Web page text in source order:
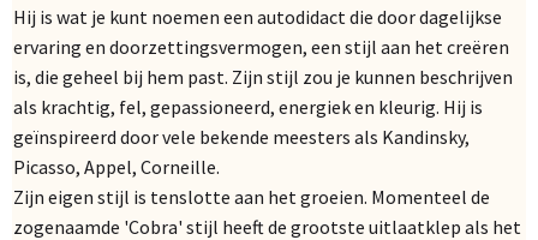
Hij is wat je kunt noemen een autodidact die door dagelijkse
ervaring en doorzettingsvermogen, een stijl aan het creëren
is, die geheel bij hem past. Zijn stijl zou je kunnen beschrijven
als krachtig, fel, gepassioneerd, energiek en kleurig. Hij is
geïnspireerd door vele bekende meesters als Kandinsky,
Picasso, Appel, Corneille.
Zijn eigen stijl is tenslotte aan het groeien. Momenteel de
zogenaamde 'Cobra' stijl heeft de grootste uitlaatklep als het